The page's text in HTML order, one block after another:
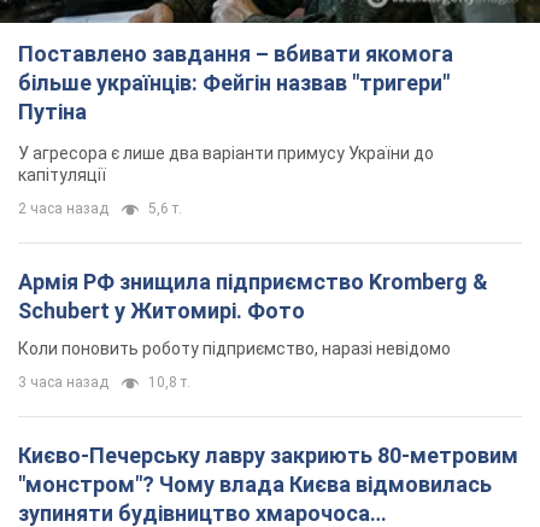
Поставлено завдання – вбивати якомога
більше українців: Фейгін назвав "тригери"
Путіна
У агресора є лише два варіанти примусу України до
капітуляції
2 часа назад 5,6 т.
Армія РФ знищила підприємство Kromberg &
Schubert у Житомирі. Фото
Коли поновить роботу підприємство, наразі невідомо
3 часа назад 10,8 т.
Києво-Печерську лавру закриють 80-метровим
"монстром"? Чому влада Києва відмовилась
зупиняти будівництво хмарочоса